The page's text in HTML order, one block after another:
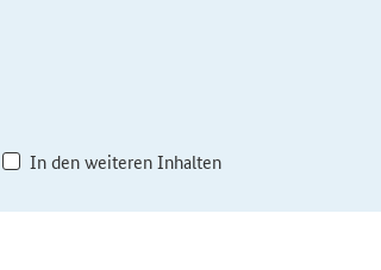
In den weiteren Inhalten